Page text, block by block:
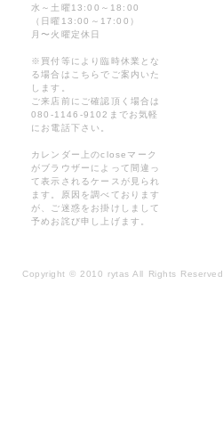
水～土曜13:00～18:00
（日曜13:00～17:00）
月〜火曜定休日
※買付等により臨時休業とな
る場合はこちらでご案内いた
します。
ご来店前にご確認頂く場合は
080-1146-9102までお気軽
にお電話下さい。
カレンダー上のcloseマーク
がブラウザーによって間違っ
て表示されるケースが見られ
ます。原因を調べております
が、ご迷惑をお掛けしまして
予めお詫び申し上げます。
Copyright© 2010 rytas All Rights Reserved.